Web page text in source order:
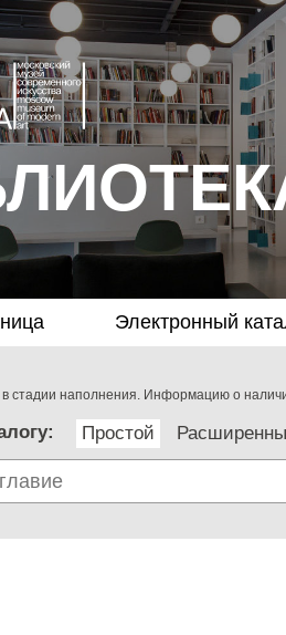
Электронный
в стадии наполнения. Информацию о
Простой